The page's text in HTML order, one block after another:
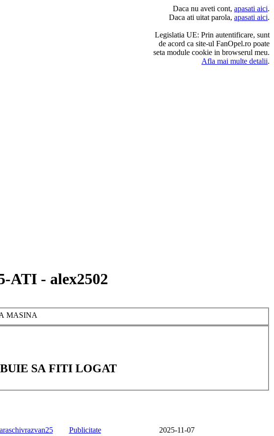
Daca nu aveti cont, apasati aici.
Daca ati uitat parola, apasati aici.
Legislatia UE: Prin autentificare, sunt
de acord ca site-ul FanOpel.ro poate
seta module cookie in browserul meu.
Afla mai multe detalii.
ATI - alex2502
MASINA
SA FITI LOGAT
Publicitate 2025-11-07